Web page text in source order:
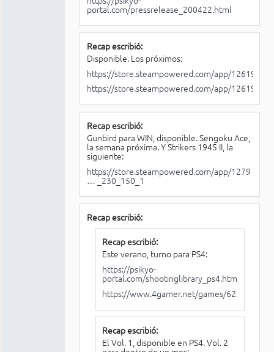
portal.com/pressrelease_200422.html
Recap escribió:
Disponible. Los próximos:
https://store.steampowered.com/app/1261970/
https://store.steampowered.com/app/1261980/
Recap escribió:
Gunbird para WIN, disponible. Sengoku Ace,
la semana próxima. Y Strikers 1945 II, la
siguiente:
https://store.steampowered.com/app/1279
… _230_150_1
Recap escribió:
Recap escribió:
Este verano, turno para PS4:
https://psikyo-
portal.com/shootinglibrary_ps4.html
https://www.4gamer.net/games/623/
Recap escribió:
El Vol. 1, disponible en PS4. Vol. 2